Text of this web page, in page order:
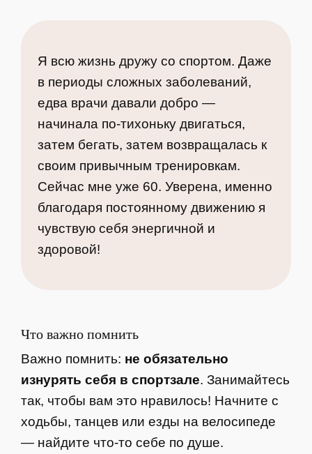
Я всю жизнь дружу со спортом. Даже
в периоды сложных заболеваний,
едва врачи давали добро —
начинала по-тихоньку двигаться,
затем бегать, затем возвращалась к
своим привычным тренировкам.
Сейчас мне уже 60. Уверена, именно
благодаря постоянному движению я
чувствую себя энергичной и
здоровой!
Что важно помнить
Важно помнить: не обязательно
изнурять себя в спортзале. Занимайтесь
так, чтобы вам это нравилось! Начните с
ходьбы, танцев или езды на велосипеде
— найдите что-то себе по душе.